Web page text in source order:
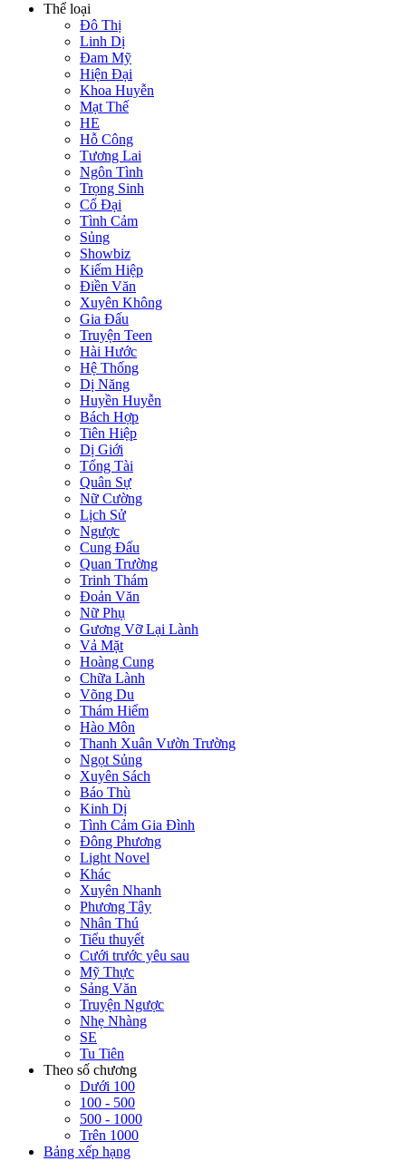
Thể loại
Đô Thị
Linh Dị
Đam Mỹ
Hiện Đại
Khoa Huyễn
Mạt Thế
HE
Hỗ Công
Tương Lai
Ngôn Tình
Trọng Sinh
Cổ Đại
Tình Cảm
Sủng
Showbiz
Kiếm Hiệp
Điền Văn
Xuyên Không
Gia Đấu
Truyện Teen
Hài Hước
Hệ Thống
Dị Năng
Huyền Huyễn
Bách Hợp
Tiên Hiệp
Dị Giới
Tổng Tài
Quân Sự
Nữ Cường
Lịch Sử
Ngược
Cung Đấu
Quan Trường
Trinh Thám
Đoản Văn
Nữ Phụ
Gương Vỡ Lại Lành
Vả Mặt
Hoàng Cung
Chữa Lành
Võng Du
Thám Hiểm
Hào Môn
Thanh Xuân Vườn Trường
Ngọt Sủng
Xuyên Sách
Báo Thù
Kinh Dị
Tình Cảm Gia Đình
Đông Phương
Light Novel
Khác
Xuyên Nhanh
Phương Tây
Nhân Thú
Tiểu thuyết
Cưới trước yêu sau
Mỹ Thực
Sảng Văn
Truyện Ngược
Nhẹ Nhàng
SE
Tu Tiên
Theo số chương
Dưới 100
100 - 500
500 - 1000
Trên 1000
Bảng xếp hạng